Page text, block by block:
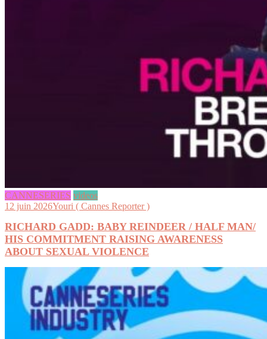
CANNESERIES videos
12 juin 2026Youri ( Cannes Reporter )
RICHARD GADD: BABY REINDEER / HALF MAN/
HIS COMMITMENT RAISING AWARENESS
ABOUT SEXUAL VIOLENCE